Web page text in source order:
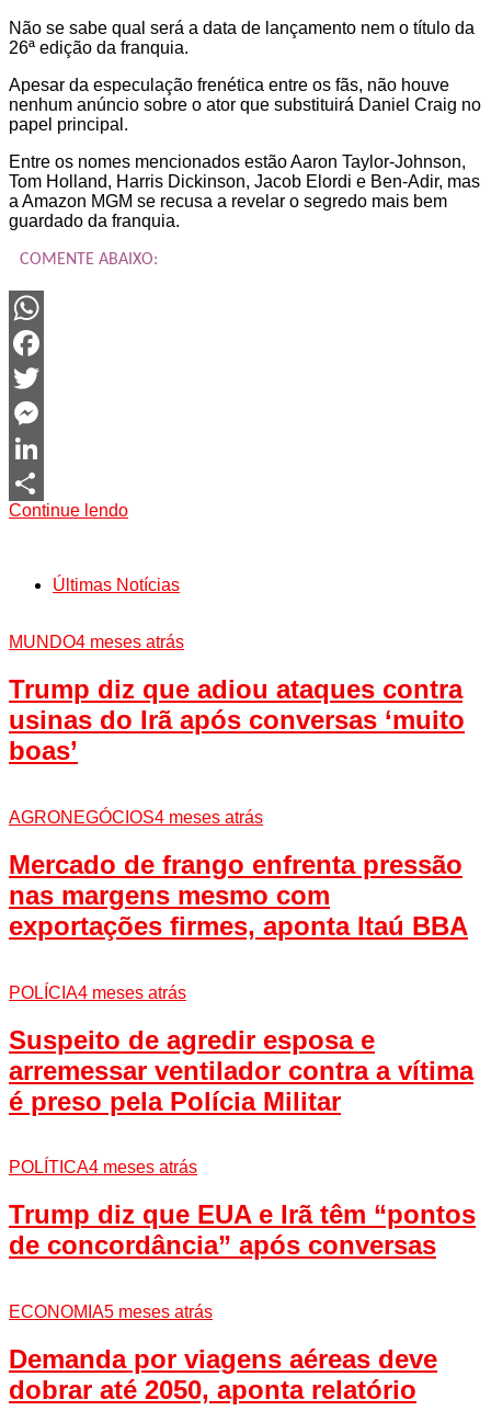
Não se sabe qual será a data de lançamento nem o título da
26ª edição da franquia.
Apesar da especulação frenética entre os fãs, não houve
nenhum anúncio sobre o ator que substituirá Daniel Craig no
papel principal.
Entre os nomes mencionados estão Aaron Taylor-Johnson,
Tom Holland, Harris Dickinson, Jacob Elordi e Ben-Adir, mas
a Amazon MGM se recusa a revelar o segredo mais bem
guardado da franquia.
COMENTE ABAIXO:
WhatsApp
Facebook
Twitter
Messenger
LinkedIn
Share
Continue lendo
Últimas Notícias
MUNDO4 meses atrás
Trump diz que adiou ataques contra
usinas do Irã após conversas ‘muito
boas’
AGRONEGÓCIOS4 meses atrás
Mercado de frango enfrenta pressão
nas margens mesmo com
exportações firmes, aponta Itaú BBA
POLÍCIA4 meses atrás
Suspeito de agredir esposa e
arremessar ventilador contra a vítima
é preso pela Polícia Militar
POLÍTICA4 meses atrás
Trump diz que EUA e Irã têm “pontos
de concordância” após conversas
ECONOMIA5 meses atrás
Demanda por viagens aéreas deve
dobrar até 2050, aponta relatório